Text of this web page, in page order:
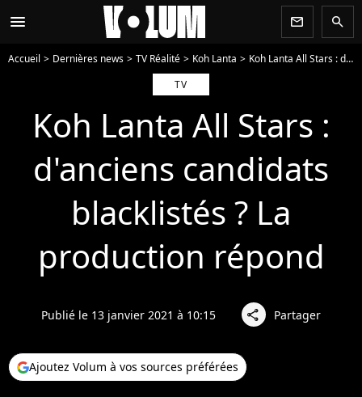
menu newsletter search
Accueil Dernières news TV Réalité Koh Lanta
Koh Lanta All Stars : d'anciens candidats blacklistés ? La production répond
TV
Koh Lanta All Stars :
d'anciens candidats
blacklistés ? La
production répond
Publié le 13 janvier 2021 à 10:15 share Partager
Ajoutez Volum à vos sources préférées